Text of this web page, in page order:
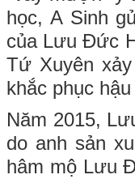
học, A Sinh
của Lưu Đức
Tứ Xuyên
khắc phục
Năm 2015,
do anh sản
hâm mộ Lưu